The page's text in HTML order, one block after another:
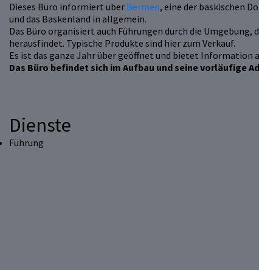
Dieses Büro informiert über Bermeo, eine der baskischen
und das Baskenland in allgemein.
Das Büro organisiert auch Führungen durch die
herausfindet. Typische Produkte sind hier zum Verkauf.
Es ist das ganze Jahr über geöffnet und bietet Information
Das Büro befindet sich im Aufbau und seine vorläufige
Dienste
Führung